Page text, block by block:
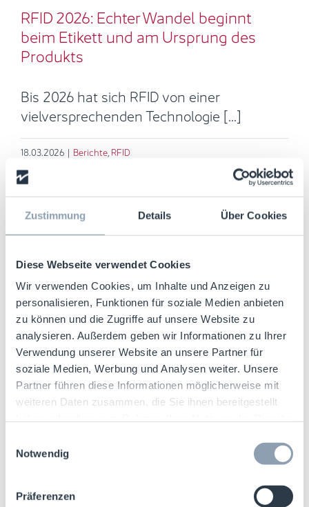
Zustimmung Details Über Cookies
Diese Webseite verwendet Cookies
Wir verwenden Cookies, um Inhalte und Anzeigen zu
personalisieren, Funktionen für soziale Medien anbieten
zu können und die Zugriffe auf unsere Website zu
analysieren. Außerdem geben wir Informationen zu Ihrer
Verwendung unserer Website an unsere Partner für
soziale Medien, Werbung und Analysen weiter. Unsere
Partner führen diese Informationen möglicherweise mit
weiteren Daten zusammen, die Sie ihnen bereitgestellt
Notwendig
Präferenzen
RFID 2026: Echter Wandel beginnt
beim Etikett und am Ursprung des
Produkts
Bis 2026 hat sich RFID von einer
vielversprechenden Technologie [...]
18.03.2026 | Berichte RFID
Read More
Next-Level RFID: Checkpoint
integriert den neuen
Chip in seine Smart Labels
Berichte
Next-Level RFID: Checkpoint integriert
den neuen leistungsstarken NXP
UCODE X Chip in seine Smart Labels
Checkpoint Systems, ein weltweit
führender Anbieter von RFID‑Lösungen für
[...]
Read More